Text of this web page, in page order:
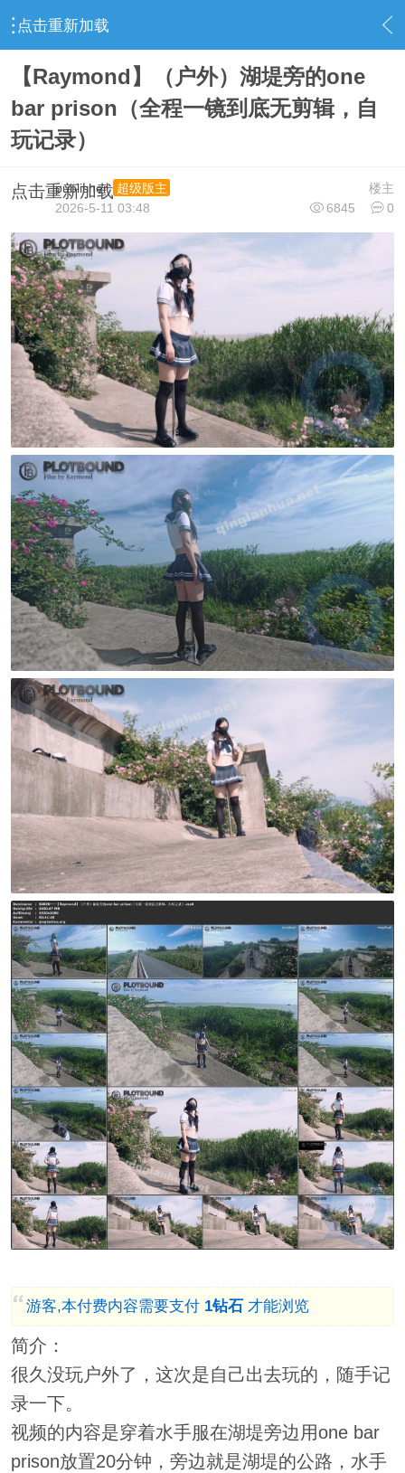
点击重新加载
› 视频下载区 › 最新资源 › 内容
【Raymond】（户外）湖堤旁的one
bar prison（全程一镜到底无剪辑，自
玩记录）
点击重新加载 楼主
publisher
超级版主
6845
0
2026-5-11 03:48
游客,本付费内容需要支付 1钻石 才能浏览
简介：
很久没玩户外了，这次是自己出去玩的，随手记
录一下。
视频的内容是穿着水手服在湖堤旁边用one bar
prison放置20分钟，旁边就是湖堤的公路，水手